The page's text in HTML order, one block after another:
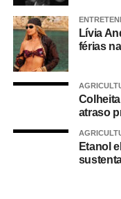
Durante a visita,
confiança
forma como o
“Eu, em nome do
deputado porque, de
graças à
realizarmos esse
mas, acima de tudo,
presidente da
Lívia
férias
atraso
Etanol